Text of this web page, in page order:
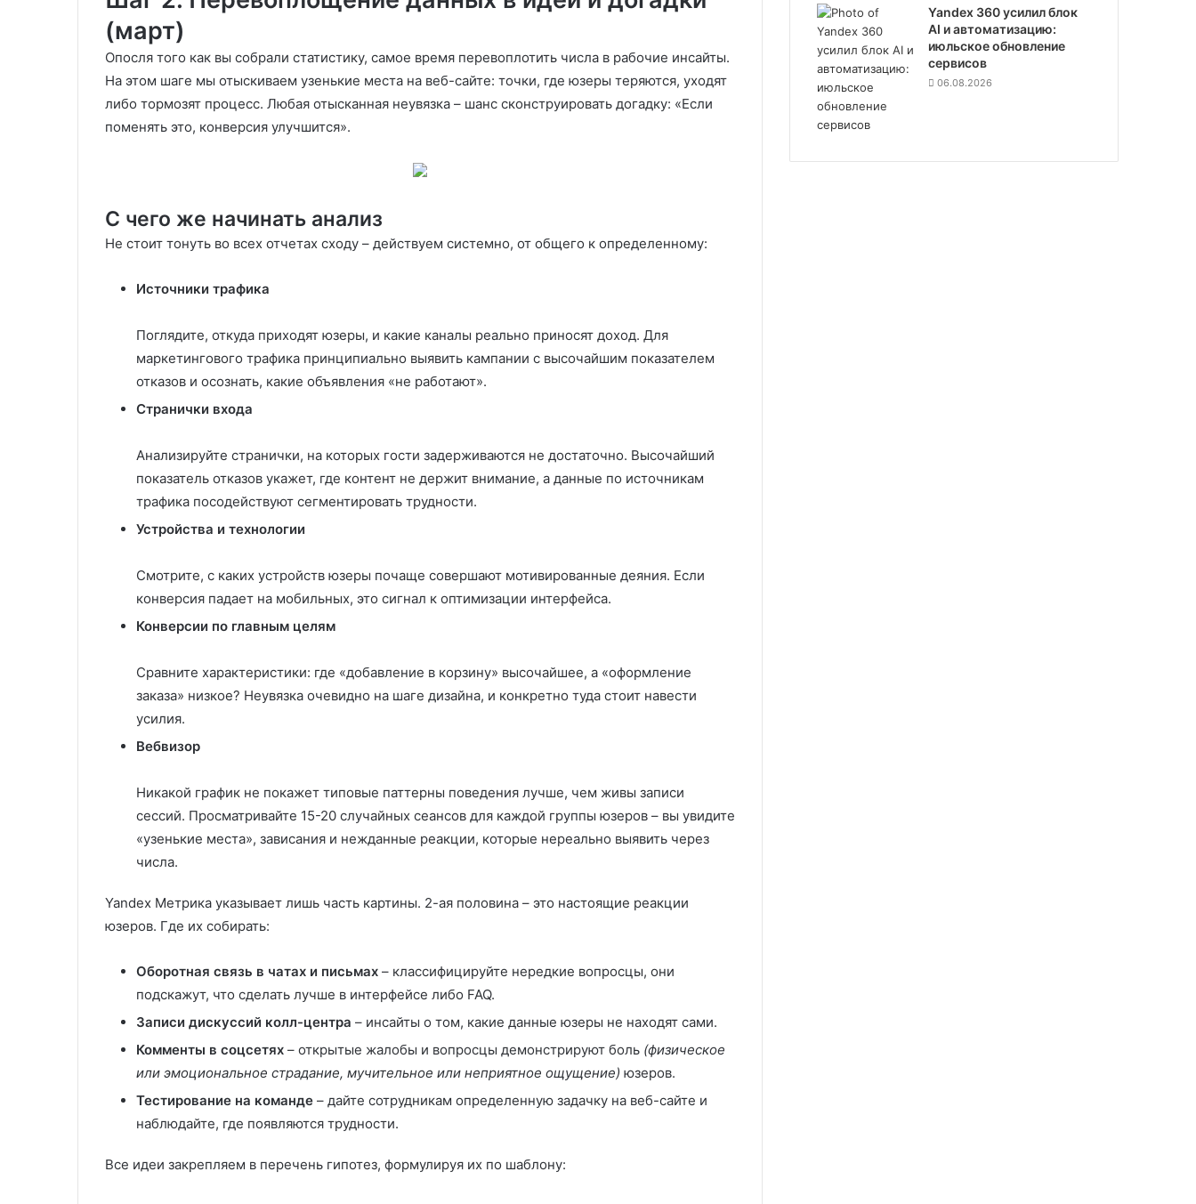
(март)
Опосля того как вы собрали статистику, самое время перевоплотить числа в рабочие инсайты.
На этом шаге мы отыскиваем узенькие места на веб-сайте: точки, где юзеры теряются, уходят
либо тормозят процесс. Любая отысканная неувязка – шанс сконструировать догадку: «Если
поменять это, конверсия улучшится».
С чего же начинать анализ
Не стоит тонуть во всех отчетах сходу – действуем системно, от общего к определенному:
Источники трафика
Поглядите, откуда приходят юзеры, и какие каналы реально приносят доход. Для
маркетингового трафика принципиально выявить кампании с высочайшим показателем
отказов и осознать, какие объявления «не работают».
Странички входа
Анализируйте странички, на которых гости задерживаются не достаточно. Высочайший
показатель отказов укажет, где контент не держит внимание, а данные по источникам
трафика посодействуют сегментировать трудности.
Устройства и технологии
Смотрите, с каких устройств юзеры почаще совершают мотивированные деяния. Если
конверсия падает на мобильных, это сигнал к оптимизации интерфейса.
Конверсии по главным целям
Сравните характеристики: где «добавление в корзину» высочайшее, а «оформление
заказа» низкое? Неувязка очевидно на шаге дизайна, и конкретно туда стоит навести
усилия.
Вебвизор
Никакой график не покажет типовые паттерны поведения лучше, чем живы записи
сессий. Просматривайте 15-20 случайных сеансов для каждой группы юзеров – вы увидите
«узенькие места», зависания и нежданные реакции, которые нереально выявить через
числа.
Yandex Метрика указывает лишь часть картины. 2-ая половина – это настоящие реакции
юзеров. Где их собирать:
Оборотная связь в чатах и письмах – классифицируйте нередкие вопросцы, они
подскажут, что сделать лучше в интерфейсе либо FAQ.
Записи дискуссий колл-центра – инсайты о том, какие данные юзеры не находят сами.
Комменты в соцсетях – открытые жалобы и вопросцы демонстрируют боль (физическое
или эмоциональное страдание, мучительное или неприятное ощущение) юзеров.
Тестирование на команде – дайте сотрудникам определенную задачку на веб-сайте и
наблюдайте, где появляются трудности.
Все идеи закрепляем в перечень гипотез, формулируя их по шаблону:
Yandex 360 усилил блок
AI и автоматизацию:
июльское обновление
сервисов
06.08.2026